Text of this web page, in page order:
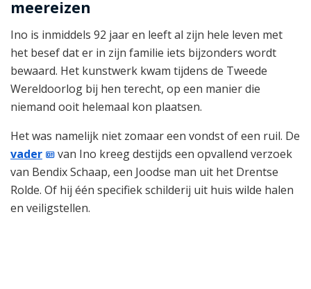
meereizen
Ino is inmiddels 92 jaar en leeft al zijn hele leven met
het besef dat er in zijn familie iets bijzonders wordt
bewaard. Het kunstwerk kwam tijdens de Tweede
Wereldoorlog bij hen terecht, op een manier die
niemand ooit helemaal kon plaatsen.
Het was namelijk niet zomaar een vondst of een ruil. De
vader
van Ino kreeg destijds een opvallend verzoek
van Bendix Schaap, een Joodse man uit het Drentse
Rolde. Of hij één specifiek schilderij uit huis wilde halen
en veiligstellen.